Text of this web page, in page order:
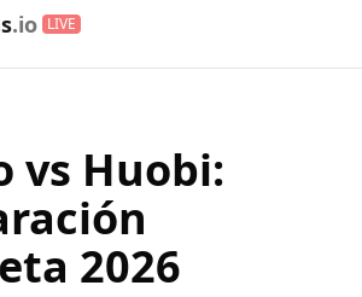
.io LIVE
vs Huobi:
2026